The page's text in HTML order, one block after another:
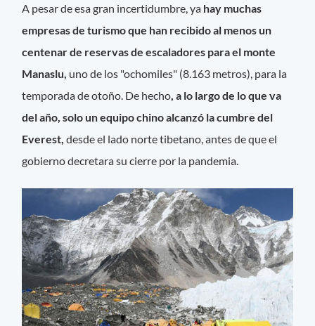
A pesar de esa gran incertidumbre, ya hay muchas
empresas de turismo que han recibido al menos un
centenar de reservas de escaladores para el monte
Manaslu, uno de los "ochomiles" (8.163 metros), para la
temporada de otoño. De hecho , a lo largo de lo que va
del año,solo un equipo chino alcanzó la cumbre del
Everest, desde el lado norte tibetano, antes de que el
gobierno decretara su cierre por la pandemia.